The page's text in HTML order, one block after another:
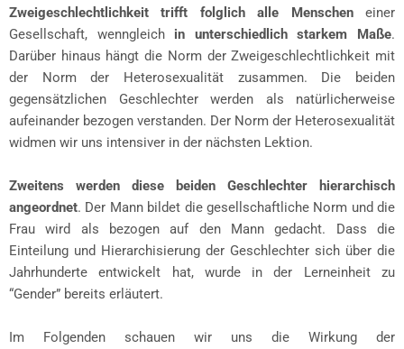
Zweigeschlechtlichkeit trifft folglich alle Menscheneiner
Gesellschaft, wenngleich in unterschiedlich starkem Maße.
Darüber hinaus hängt die Norm der Zweigeschlechtlichkeit mit
der Norm der Heterosexualität zusammen. Die beiden
gegensätzlichen Geschlechter werden als natürlicherweise
aufeinander bezogen verstanden. Der Norm der Heterosexualität
widmen wir uns intensiver in der nächsten Lektion.
Zweitens werden diese beiden Geschlechter hierarchisch
angeordnet. Der Mann bildet die gesellschaftliche Norm und die
Frau wird als bezogen auf den Mann gedacht. Dass die
Einteilung und Hierarchisierung der Geschlechter sich über die
Jahrhunderte entwickelt hat, wurde in der Lerneinheit zu
“Gender” bereits erläutert.
Im Folgenden schauen wir uns die Wirkung der